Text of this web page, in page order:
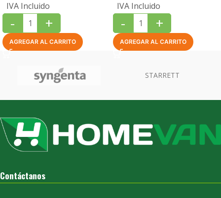
IVA Incluido
- +
AGREGAR AL CARRITO
IVA Incluido
- +
AGREGAR AL CARRITO
Contáctanos